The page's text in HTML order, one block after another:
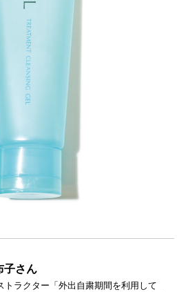
子さん
トラクター「外出自粛期間を利用して